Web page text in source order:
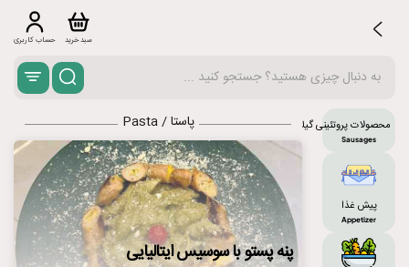
حساب کاربری سبد خرید
محصولات پروتئینی گیلاکو
Sausages
پیش غذا
Appetizer
پاستا / Pasta
پنه پستو با سوسیس ایتالیایی